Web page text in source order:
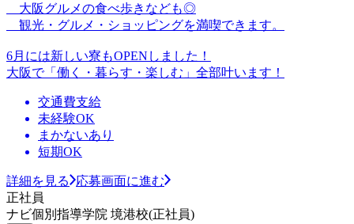
大阪グルメの食べ歩きなども◎
観光・グルメ・ショッピングを満喫できます。
6月には新しい寮もOPENしました！
大阪で「働く・暮らす・楽しむ」全部叶います！
交通費支給
未経験OK
まかないあり
短期OK
詳細を見る
応募画面に進む
正社員
ナビ個別指導学院 境港校(正社員)